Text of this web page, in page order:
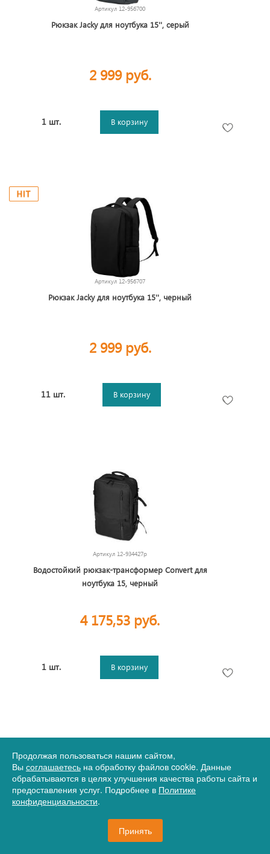
Артикул 12-956700
Рюкзак Jacky для ноутбука 15'', серый
2 999 руб.
1 шт. В корзину
Артикул 12-956707
Рюкзак Jacky для ноутбука 15'', черный
2 999 руб.
11 шт. В корзину
Артикул 12-934427p
Водостойкий рюкзак-трансформер Convert для
ноутбука 15, черный
4 175,53 руб.
1 шт. В корзину
Рюкзак Ray для ноутбука 15'', черный
Продолжая пользоваться нашим сайтом,
Вы соглашаетесь на обработку файлов cookie. Данные
обрабатываются в целях улучшения качества работы сайта и
предоставления услуг. Подробнее в Политике
конфиденциальности.
Принять